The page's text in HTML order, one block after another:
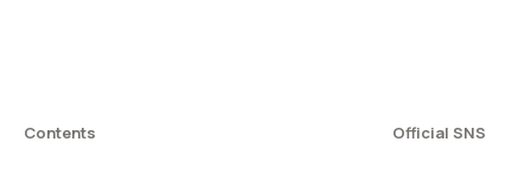
Contents Official SNS